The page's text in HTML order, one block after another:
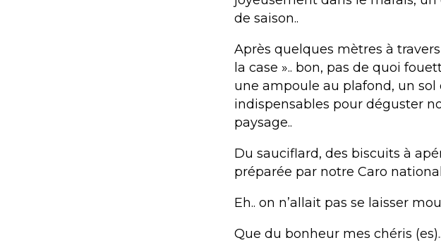
de saison..
Après quelques mètres à
la case ».. bon, pas de quoi
une ampoule au plafond, un
indispensables pour déguster
paysage..
Du sauciflard, des biscuits à
préparée par notre Caro
Eh.. on n’allait pas se laisser
Que du bonheur mes chéris (es)..